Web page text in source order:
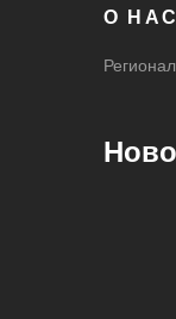
О НАС